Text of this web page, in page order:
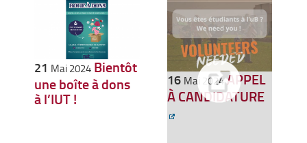
21 Mai 2024 Bientôt
une boîte à dons
à l’IUT !
16 Mai 2024APPEL
À CANDIDATURE